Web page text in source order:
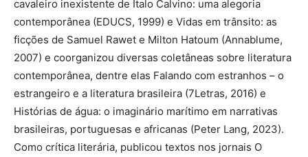
cavaleiro inexistente de Italo Calvino: uma alegoria
contemporânea (EDUCS, 1999) e Vidas em trânsito: as
ficções de Samuel Rawet e Milton Hatoum (Annablume,
2007) e coorganizou diversas coletâneas sobre literatura
contemporânea, dentre elas Falando com estranhos – o
estrangeiro e a literatura brasileira (7Letras, 2016) e
Histórias de água: o imaginário marítimo em narrativas
brasileiras, portuguesas e africanas (Peter Lang, 2023).
Como crítica literária, publicou textos nos jornais O